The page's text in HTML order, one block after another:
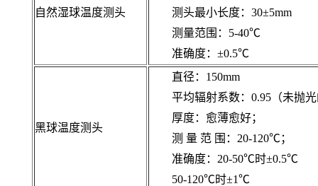
自然湿球温度测头
测头最小长度：
测量范围：5-40℃
准确度：±0.5℃
黑球温度测头
直径：150mm
平均辐射系数：0.95（未抛
厚度：愈薄愈好；
测 量 范 围：20-120℃；
准确度：20-50℃时
50-120℃时±1℃